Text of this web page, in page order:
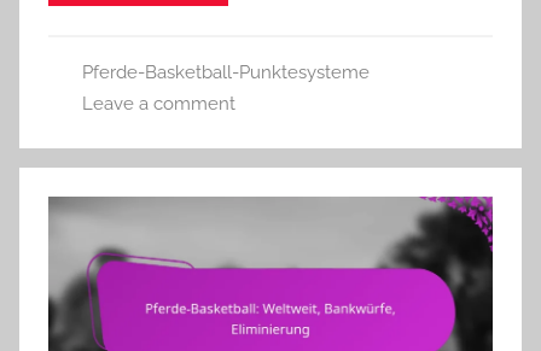
Pferde-Basketball-Punktesysteme
Leave a comment